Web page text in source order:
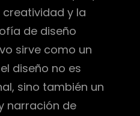
y la
de diseño
sirve como un
diseño no es
sino también un
narración de